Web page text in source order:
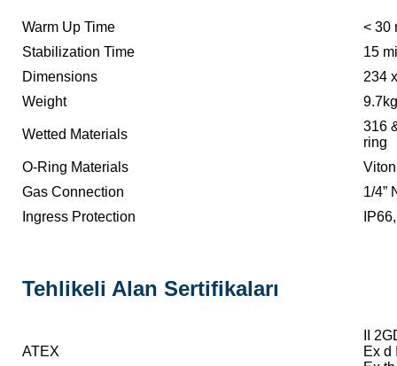
Warm Up Time
< 30
Stabilization Time
15
Dimensions
234
Weight
9.7kg
Wetted Materials
316
ring
O-Ring Materials
Gas Connection
1/4”
Ingress Protection
Tehlikeli Alan Sertifikaları
ATEX
II
Ex d